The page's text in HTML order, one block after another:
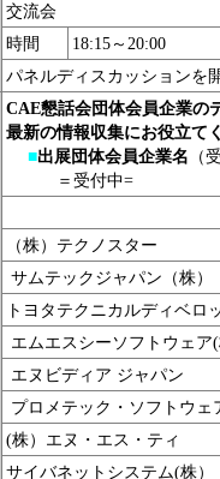
交流会
時間
18:15～20:00
パネルディスカッションを
CAE懇話会団体会員企業の
最新の情報収集にお役立て
■出展団体会員企業名 （
＝受付中=
（株）テクノ
サムテックジャ
トヨタテクニカルディベ
エムエスシーソフ
エヌビディア
プロメテック・ソ
(株）エヌ・
サイバネットシ